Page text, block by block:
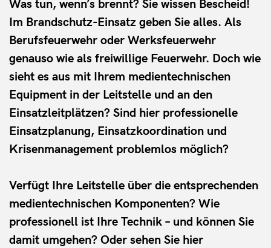
Was tun, wenn’s brennt? Sie wissen Bescheid!
Im Brandschutz-Einsatz geben Sie alles. Als
Berufsfeuerwehr oder Werksfeuerwehr
genauso wie als freiwillige Feuerwehr. Doch wie
sieht es aus mit Ihrem medientechnischen
Equipment in der Leitstelle und an den
Einsatzleitplätzen? Sind hier professionelle
Einsatzplanung, Einsatzkoordination und
Krisenmanagement problemlos möglich?
Verfügt Ihre Leitstelle über die entsprechenden
medientechnischen Komponenten? Wie
professionell ist Ihre Technik – und können Sie
damit umgehen? Oder sehen Sie hier